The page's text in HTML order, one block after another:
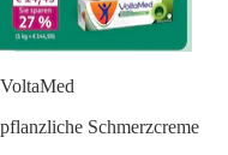
VoltaMed
pflanzliche Schmerzcreme